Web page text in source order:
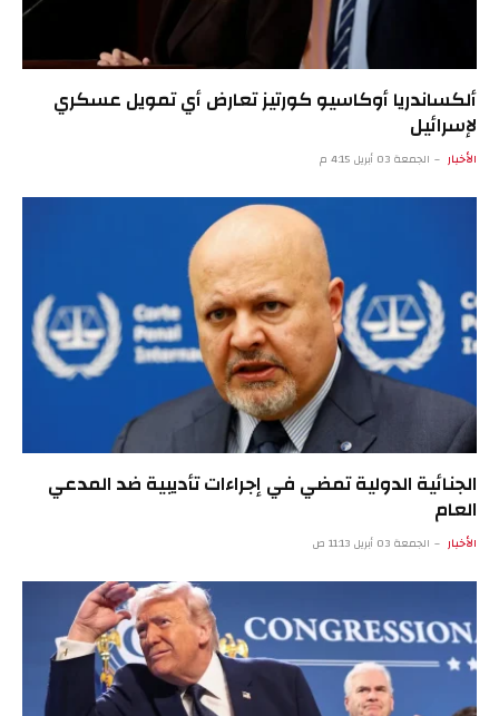
ألكساندريا أوكاسيو كورتيز تعارض أي تمويل عسكري
لإسرائيل
الأخبار الجمعة 03 أبريل 4:15 م
الجنائية الدولية تمضي في إجراءات تأديبية ضد المدعي
العام
الأخبار الجمعة 03 أبريل 11:13 ص